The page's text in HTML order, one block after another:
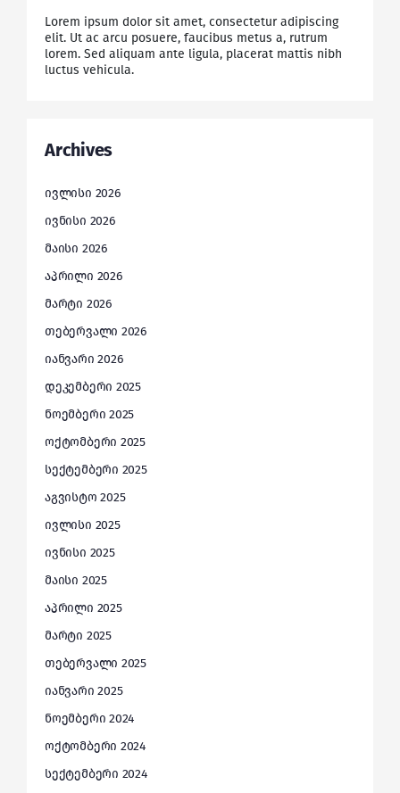
Lorem ipsum dolor sit amet, consectetur adipiscing
elit. Ut ac arcu posuere, faucibus metus a, rutrum
lorem. Sed aliquam ante ligula, placerat mattis nibh
luctus vehicula.
Archives
ივლისი 2026
ივნისი 2026
მაისი 2026
აპრილი 2026
მარტი 2026
თებერვალი 2026
იანვარი 2026
დეკემბერი 2025
ნოემბერი 2025
ოქტომბერი 2025
სექტემბერი 2025
აგვისტო 2025
ივლისი 2025
ივნისი 2025
მაისი 2025
აპრილი 2025
მარტი 2025
თებერვალი 2025
იანვარი 2025
ნოემბერი 2024
ოქტომბერი 2024
სექტემბერი 2024